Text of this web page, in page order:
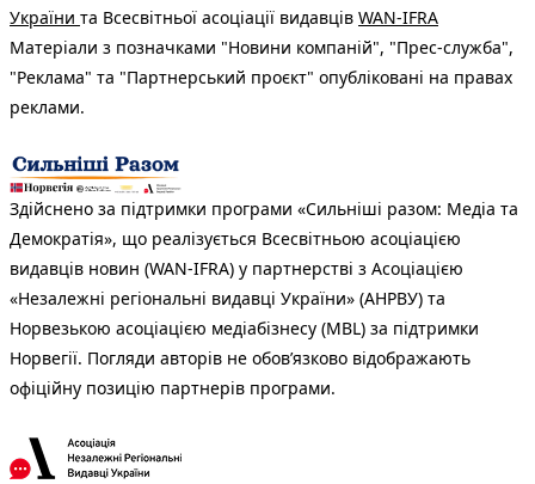
України та Всесвітньої асоціації видавців WAN-IFRA
Матеріали з позначками "Новини компаній", "Прес-служба",
"Реклама" та "Партнерський проєкт" опубліковані на правах
реклами.
Здійснено за підтримки програми «Сильніші разом: Медіа та
Демократія», що реалізується Всесвітньою асоціацією
видавців новин (WAN-IFRA) у партнерстві з Асоціацією
«Незалежні регіональні видавці України» (АНРВУ) та
Норвезькою асоціацією медіабізнесу (MBL) за підтримки
Норвегії. Погляди авторів не обов’язково відображають
офіційну позицію партнерів програми.